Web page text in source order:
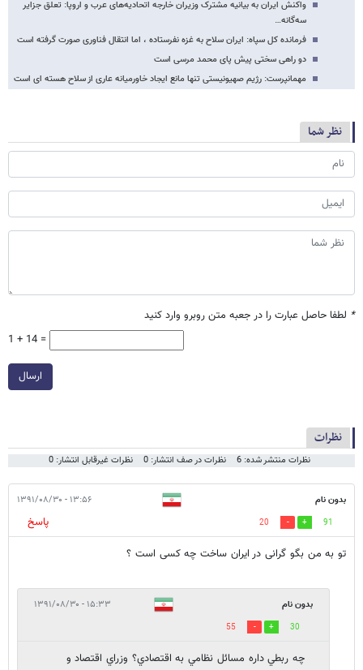
واکنش ایران به بیانیه مشترک وزیران خارجه اتحادیه‌های عرب و اروپا: تعلق جزایر
سه‌گانه…
فرمانده کل سپاه: ایران سلاح به غزه نفرستاده ، اما انتقال فناوری صورت گرفته است
دو راهی سختی پیش پای محمد مرسی است
مهمانپرست: رژیم صهیونیستی تنها مانع ایجاد خاورمیانه عاری از سلاح هسته ای است
نظر شما
* لطفا حاصل عبارت را در جعبه متن روبرو وارد کنید
1 + 14 =
ارسال
نظرات
نظرات منتشر شده: 6 نظرات در صف انتشار: 0 نظرات غیرقابل انتشار: 0
بدون نام ۱۳:۵۶ - ۱۳۹۱/۰۸/۳۰
91
20
پاسخ
تو به من بگو گرانی در ایران ساخت چه کسی است ؟
بدون نام ۱۵:۳۳ - ۱۳۹۱/۰۸/۳۰
30
55
چه ربطي داره مسائل نظامي به اقتصادي؟ وزراي اقتصاد و